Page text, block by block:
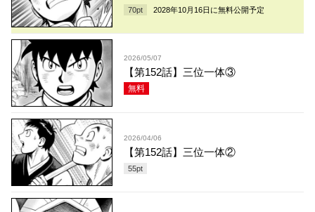
70pt 2028年10月16日 に無料公開予定
2026/05/07
【第152話】三位一体③
無料
2026/04/06
【第152話】三位一体②
55pt